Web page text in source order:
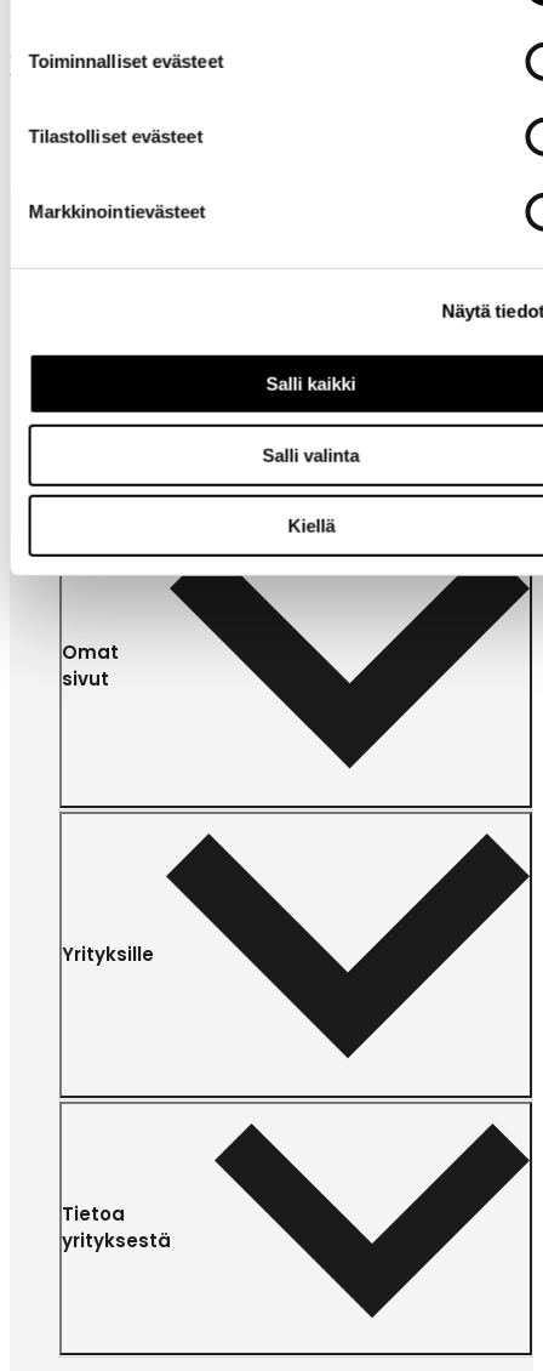
Toiminnalliset evästeet
Tilastolliset evästeet
Markkinointievästeet
Näytä
Salli kaikki
Salli valinta
Kiellä
Muut ostivat myös
apua?
Omat
sivut
Yrityksille
Tietoa
yrityksestä